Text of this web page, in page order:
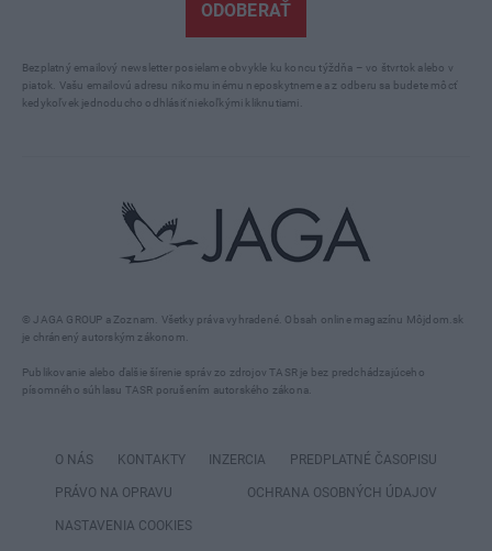
© JAGA GROUP a Zoznam. Všetky práva vyhradené. Obsah online magazínu Môjdom.sk
je chránený autorským zákonom.
Publikovanie alebo ďalšie šírenie správ zo zdrojov TASR je bez predchádzajúceho
písomného súhlasu TASR porušením autorského zákona.
ODOBERAŤ
Bezplatný emailový newsletter posielame obvykle ku koncu týždňa – vo štvrtok alebo v
piatok. Vašu emailovú adresu nikomu inému neposkytneme a z odberu sa budete môcť
kedykoľvek jednoducho odhlásiť niekoľkými kliknutiami.
O NÁS KONTAKTY INZERCIA PREDPLATNÉ ČASOPISU
PRÁVO NA OPRAVU OCHRANA OSOBNÝCH ÚDAJOV
NASTAVENIA COOKIES